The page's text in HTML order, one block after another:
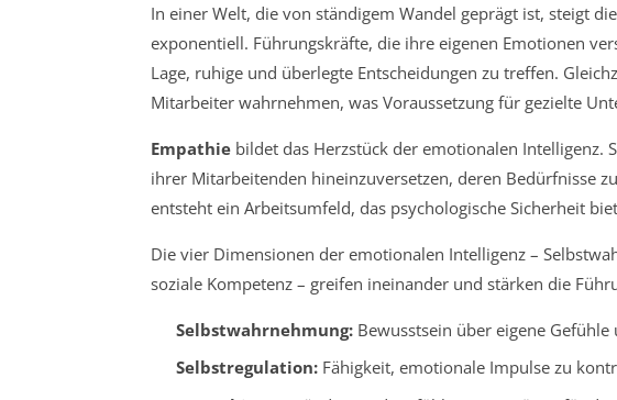
In einer Welt, die von ständigem Wandel geprägt ist, steigt
exponentiell. Führungskräfte, die ihre eigenen Emotionen
Lage, ruhige und überlegte Entscheidungen zu treffen.
Mitarbeiter wahrnehmen, was Voraussetzung für gezielte
Empathie bildet das Herzstück der emotionalen Intelligenz.
ihrer Mitarbeitenden hineinzuversetzen, deren Bedürfnisse
entsteht ein Arbeitsumfeld, das psychologische Sicherheit
Die vier Dimensionen der emotionalen Intelligenz –
soziale Kompetenz – greifen ineinander und stärken die
Selbstwahrnehmung:Bewusstsein über eigene
Selbstregulation:Fähigkeit, emotionale Impulse zu